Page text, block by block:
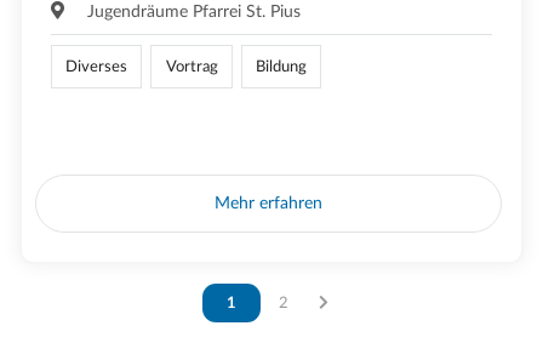
Jugendräume Pfarrei St. Pius
Diverses Vortrag Bildung
Mehr erfahren
Vous êtes sur la page
1 Vous êtes sur la page
2